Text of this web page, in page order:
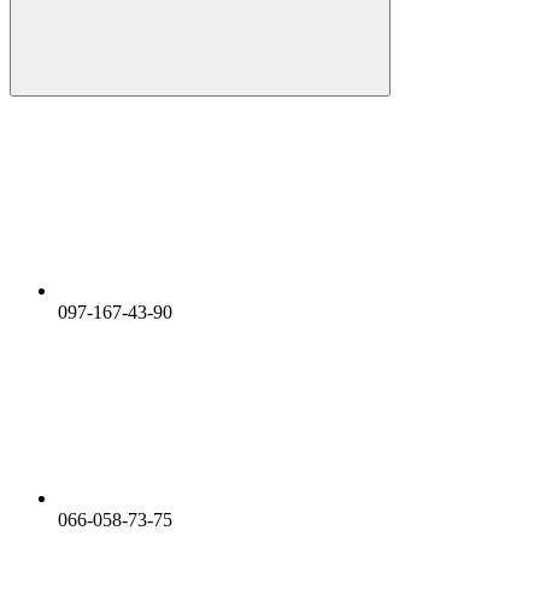
097-167-43-90
066-058-73-75